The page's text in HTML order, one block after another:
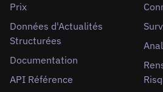
Prix
Données d'Actualités
Structurées
Documentation
API Référence